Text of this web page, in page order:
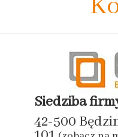
Siedziba
42-500